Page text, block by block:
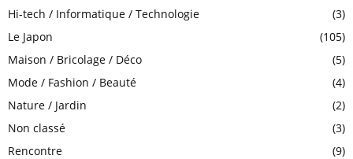
Hi-tech / Informatique / Technologie
(3)
Le Japon
(105)
Maison / Bricolage / Déco
(5)
Mode / Fashion / Beauté
(4)
Nature / Jardin
(2)
Non classé
(3)
Rencontre
(9)